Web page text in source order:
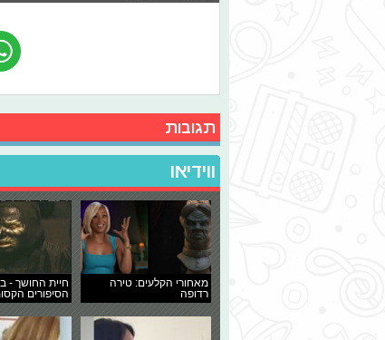
תגובות
ווידיאו
מאחורי הקלעים: טירה
רדופה
חיית החושך -
הסיפורים